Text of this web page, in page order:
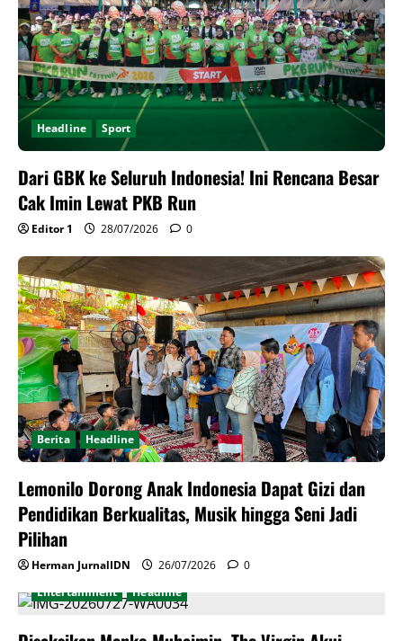
Headline Sport
Dari GBK ke Seluruh Indonesia! Ini Rencana Besar
Cak Imin Lewat PKB Run
Editor 1 28/07/2026 0
Berita Headline
Lemonilo Dorong Anak Indonesia Dapat Gizi dan
Pendidikan Berkualitas, Musik hingga Seni Jadi
Pilihan
Herman JurnalIDN 26/07/2026
0
Entertainment
Headline